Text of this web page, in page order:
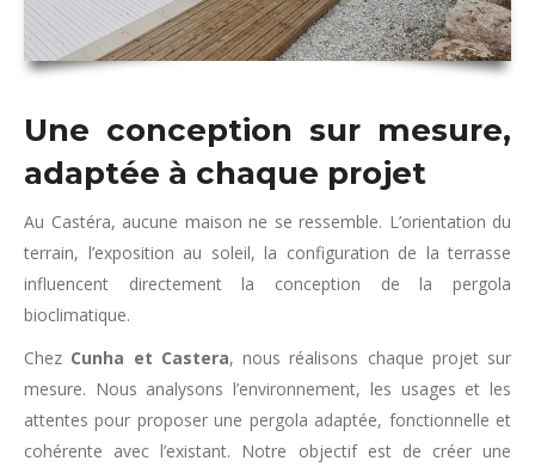
Une conception sur mesure,
adaptée à chaque projet
Au Castéra, aucune maison ne se ressemble. L’orientation du
terrain, l’exposition au soleil, la configuration de la terrasse
influencent directement la conception de la pergola
bioclimatique.
Chez Cunha et Castera, nous réalisons chaque projet sur
mesure. Nous analysons l’environnement, les usages et les
attentes pour proposer une pergola adaptée, fonctionnelle et
cohérente avec l’existant. Notre objectif est de créer une